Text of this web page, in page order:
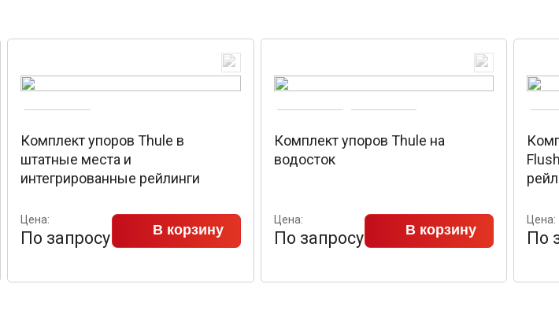
Комплект упоров Thule в
штатные места и
интегрированные рейлинги
Цена:
По запросу В корзину
Комплект упоров Thule на
водосток
Цена:
По запросу В корзину
Цена:
По